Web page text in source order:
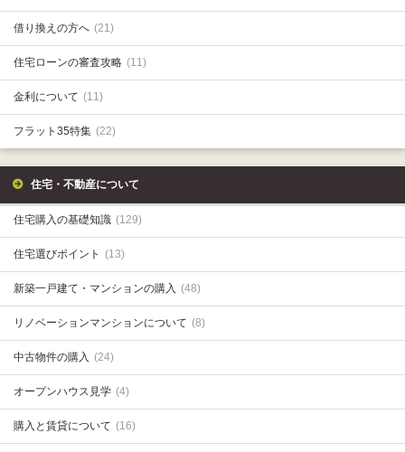
借り換えの方へ (21)
住宅ローンの審査攻略 (11)
金利について (11)
フラット35特集 (22)
住宅・不動産について
住宅購入の基礎知識 (129)
住宅選びポイント (13)
新築一戸建て・マンションの購入 (48)
リノベーションマンションについて (8)
中古物件の購入 (24)
オープンハウス見学 (4)
購入と賃貸について (16)